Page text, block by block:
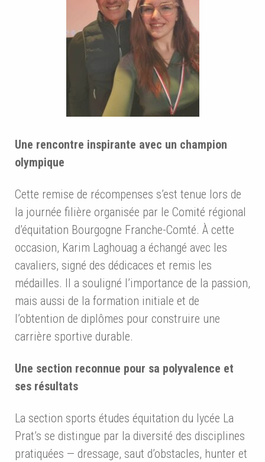
Une rencontre inspirante avec un champion
olympique
Cette remise de récompenses s’est tenue lors de
la journée filière organisée par le Comité régional
d’équitation Bourgogne Franche-Comté. À cette
occasion, Karim Laghouag a échangé avec les
cavaliers, signé des dédicaces et remis les
médailles. Il a souligné l’importance de la passion,
mais aussi de la formation initiale et de
l’obtention de diplômes pour construire une
carrière sportive durable.
Une section reconnue pour sa polyvalence et
ses résultats
La section sports études équitation du lycée La
Prat’s se distingue par la diversité des disciplines
pratiquées — dressage, saut d’obstacles, hunter et